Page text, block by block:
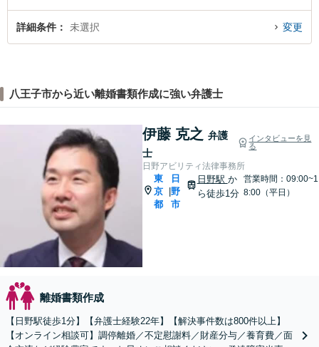
詳細条件 未選択 変更
八王子市から近い離婚書類作成に強い弁護士
伊藤 克之 弁護
士
インタビューを見
る
日野アビリティ法律事務所
東
京
都
日
野
市
日野駅 か
ら徒歩1分
営業時間：09:00~1
8:00（平日）
離婚書類作成
【日野駅徒歩1分】【弁護士経験22年】【解決事件数は800件以上】
【オンライン相談可】調停離婚／不定慰謝料／財産分与／養育費／面